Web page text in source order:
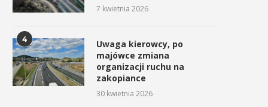
7 kwietnia 2026
4
Uwaga kierowcy, po
majówce zmiana
organizacji ruchu na
zakopiance
30 kwietnia 2026